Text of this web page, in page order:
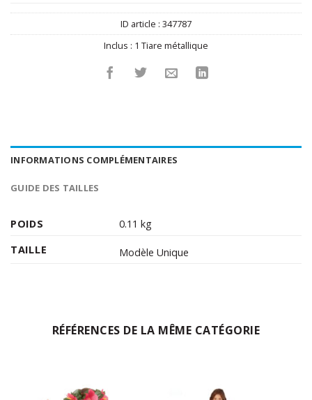
ID article : 347787
Inclus : 1 Tiare métallique
INFORMATIONS COMPLÉMENTAIRES
GUIDE DES TAILLES
POIDS
0.11 kg
TAILLE
Modèle Unique
RÉFÉRENCES DE LA MÊME CATÉGORIE